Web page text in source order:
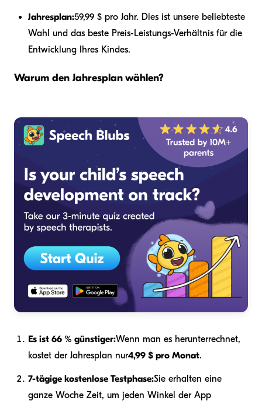
Jahresplan:59,99 $ pro Jahr. Dies ist unsere beliebteste
Wahl und das beste Preis-Leistungs-Verhältnis für die
Entwicklung Ihres Kindes.
Warum den Jahresplan wählen?
Es ist 66 % günstiger:Wenn man es herunterrechnet,
kostet der Jahresplan nur4,99 $ pro Monat.
7-tägige kostenlose Testphase:Sie erhalten eine
ganze Woche Zeit, um jeden Winkel der App